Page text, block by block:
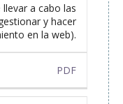
a cabo las
y hacer
en la web).
PDF